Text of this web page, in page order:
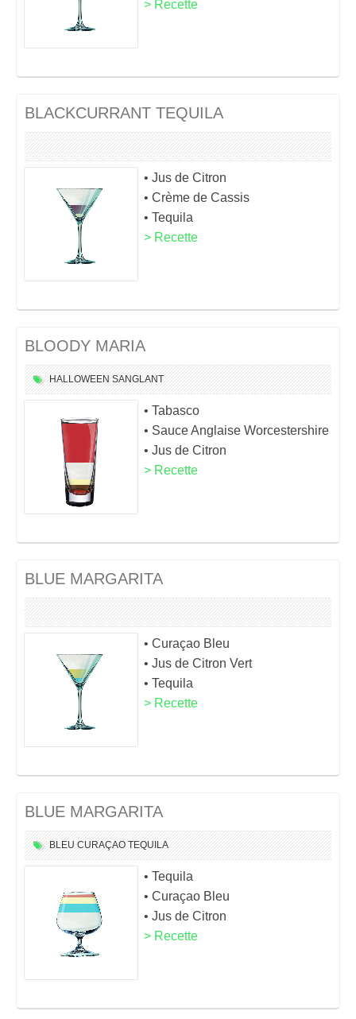
> Recette
BLACKCURRANT TEQUILA
• Jus de Citron
• Crème de Cassis
• Tequila
> Recette
BLOODY MARIA
HALLOWEEN SANGLANT
• Tabasco
• Sauce Anglaise Worcestershire
• Jus de Citron
> Recette
BLUE MARGARITA
• Curaçao Bleu
• Jus de Citron Vert
• Tequila
> Recette
BLUE MARGARITA
BLEU CURAÇAO TEQUILA
• Tequila
• Curaçao Bleu
• Jus de Citron
> Recette